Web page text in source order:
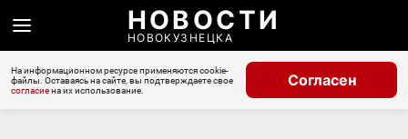
НОВОСТИ
НОВОКУЗНЕЦКА
На информационном ресурсе применяются cookie-
файлы. Оставаясь на сайте, вы подтверждаете свое
согласиена их использование.
Согласен